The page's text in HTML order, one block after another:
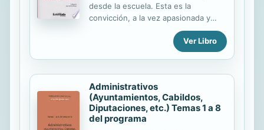
desde la escuela. Esta es la
convicción, a la vez apasionada y
realista, que Jean-Michel Blanquer
defiende en este libro. Dejando de
lado los dogmatismos, el autor
debilidades del sistema educativo
francés, desde la educación
preescolar hasta el fin de la
educación secundaria, y describe
una escuela donde la excelencia y el
Ver Libro
Administrativos
(Ayuntamientos, Cabildos,
Diputaciones, etc.) Temas 1 a 8
del programa